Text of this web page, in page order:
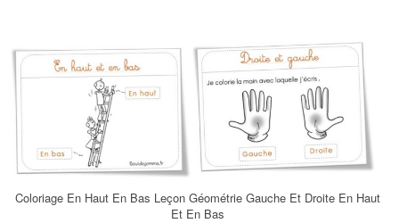
Coloriage En Haut En Bas Leçon Géométrie Gauche Et Droite En Haut
Et En Bas